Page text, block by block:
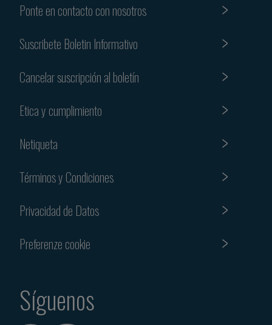
Ponte en contacto con nosotros
Suscribete Boletin Informativo
Cancelar suscripción al boletín
Etica y cumplimiento
Netiqueta
Términos y Condiciones
Privacidad de Datos
Preferenze cookie
Síguenos